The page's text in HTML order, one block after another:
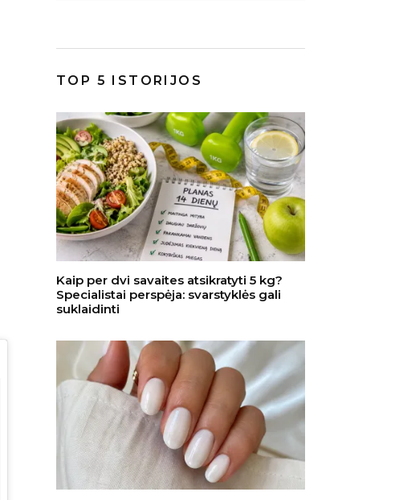
TOP 5 ISTORIJOS
Kaip per dvi savaites atsikratyti 5 kg?
Specialistai perspėja: svarstyklės gali
suklaidinti